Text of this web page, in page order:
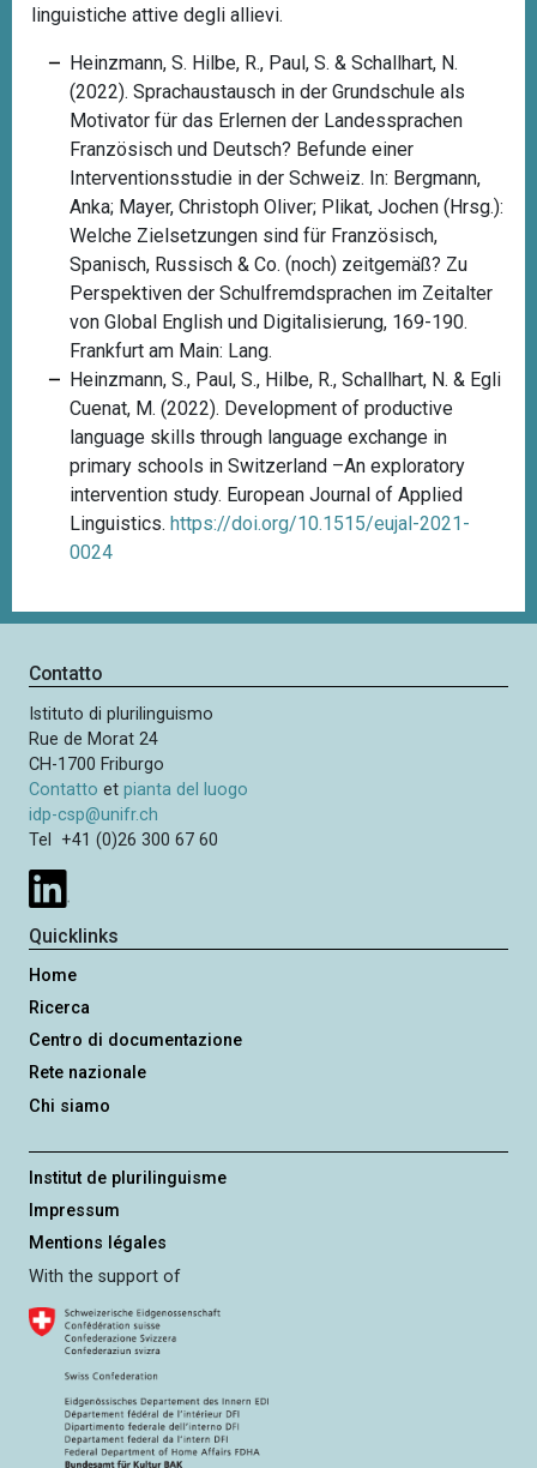
linguistiche attive degli allievi.
Heinzmann, S. Hilbe, R., Paul, S. & Schallhart, N.
(2022). Sprachaustausch in der Grundschule als
Motivator für das Erlernen der Landessprachen
Französisch und Deutsch? Befunde einer
Interventionsstudie in der Schweiz. In: Bergmann,
Anka; Mayer, Christoph Oliver; Plikat, Jochen (Hrsg.):
Welche Zielsetzungen sind für Französisch,
Spanisch, Russisch & Co. (noch) zeitgemäß? Zu
Perspektiven der Schulfremdsprachen im Zeitalter
von Global English und Digitalisierung, 169-190.
Frankfurt am Main: Lang.
Heinzmann, S., Paul, S., Hilbe, R., Schallhart, N. & Egli
Cuenat, M. (2022). Development of productive
language skills through language exchange in
primary schools in Switzerland –An exploratory
intervention study. European Journal of Applied
Linguistics. https://doi.org/10.1515/eujal-2021-
0024
Contatto
Istituto di plurilinguismo
Rue de Morat 24
CH-1700 Friburgo
Contatto etpianta del luogo
idp-csp@unifr.ch
Tel +41 (0)26 300 67 60
Quicklinks
Home
Ricerca
Centro di documentazione
Rete nazionale
Chi siamo
Institut de plurilinguisme
Impressum
Mentions légales
With the support of